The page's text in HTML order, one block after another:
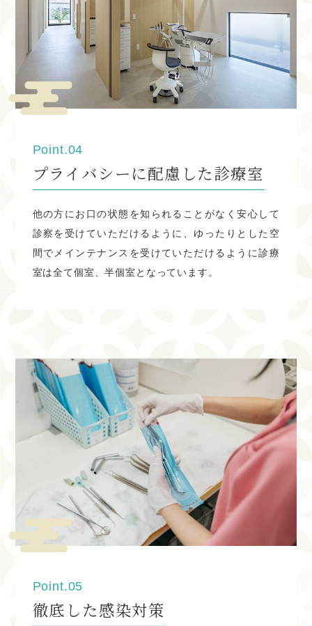
予約数増大のためスタッフの追加募
集を行っております。
当院では応募をして頂く前に
医院見学と説明会も開催していま
経験は問いません。
カリキュラムに沿って丁寧に指導致
患者さんに寄り添える
向上心のある方に応募して頂きたい
とおもいます。電話、
2024.02.16
３月の休診日
３月の休診日は下記の通りです。
※木曜、日曜、祝日がお休みとなります。 祝日のある週は
木曜診療致します。
3・7・10・14・17・20・24・28・31
WEB予約、電話予約可能です。
2024.01.20
２月の休診日
Point.04
プライバシーに配慮した診療室
他の方にお口の状態を知られることがなく安心して
診察を受けていただけるように、ゆったりとした空
間でメインテナンスを受けていただけるように診療
室は全て個室、半個室となっています。
Point.05
徹底した感染対策